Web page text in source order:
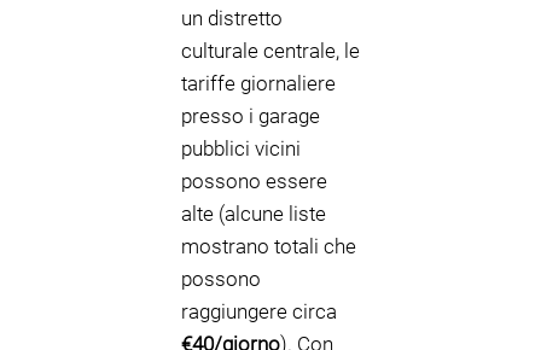
un distretto
culturale centrale, le
tariffe giornaliere
presso i garage
pubblici vicini
possono essere
alte (alcune liste
mostrano totali che
possono
raggiungere circa
€40/giorno). Con